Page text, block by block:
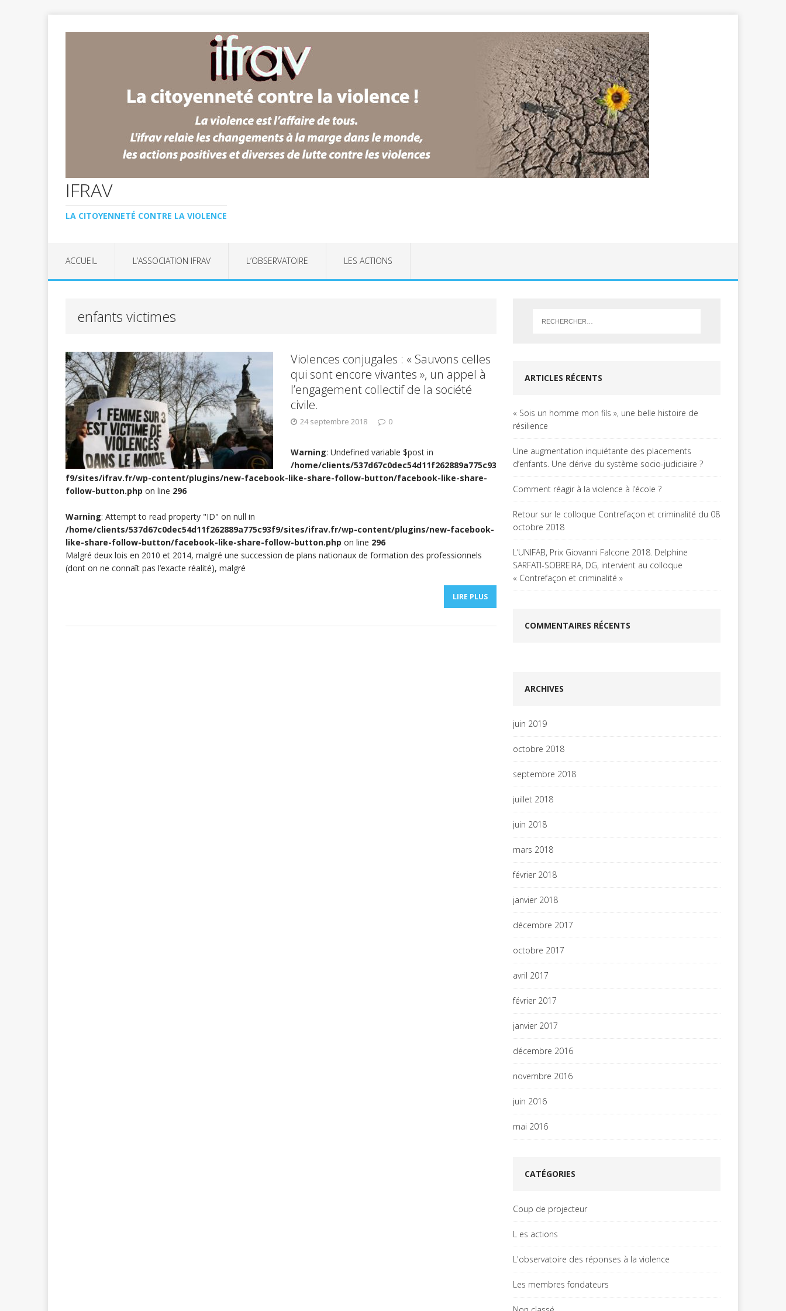
IFRAV
LA CITOYENNETÉ CONTRE LA VIOLENCE
ACCUEIL L’ASSOCIATION IFRAV L’OBSERVATOIRE LES ACTIONS
enfants victimes
Violences conjugales : « Sauvons celles
qui sont encore vivantes », un appel à
l’engagement collectif de la société
civile.
24 septembre 2018 0
Warning: Undefined variable $post in
/home/clients/537d67c0dec54d11f262889a775c93
f9/sites/ifrav.fr/wp-content/plugins/new-facebook-like-share-follow-button/facebook-like-share-
follow-button.php on line 296
Warning: Attempt to read property "ID" on null in
/home/clients/537d67c0dec54d11f262889a775c93f9/sites/ifrav.fr/wp-content/plugins/new-facebook-
like-share-follow-button/facebook-like-share-follow-button.php on line 296
Malgré deux lois en 2010 et 2014, malgré une succession de plans nationaux de formation des professionnels
(dont on ne connaît pas l’exacte réalité), malgré
LIRE PLUS
ARTICLES RÉCENTS
« Sois un homme mon fils », une belle histoire de
résilience
Une augmentation inquiétante des placements
d’enfants. Une dérive du système socio-judiciaire ?
Comment réagir à la violence à l’école ?
Retour sur le colloque Contrefaçon et criminalité du 08
octobre 2018
L’UNIFAB, Prix Giovanni Falcone 2018. Delphine
SARFATI-SOBREIRA, DG, intervient au colloque
« Contrefaçon et criminalité »
COMMENTAIRES RÉCENTS
ARCHIVES
juin 2019
octobre 2018
septembre 2018
juillet 2018
juin 2018
mars 2018
février 2018
janvier 2018
décembre 2017
octobre 2017
avril 2017
février 2017
janvier 2017
décembre 2016
novembre 2016
juin 2016
mai 2016
CATÉGORIES
Coup de projecteur
L es actions
L'observatoire des réponses à la violence
Les membres fondateurs